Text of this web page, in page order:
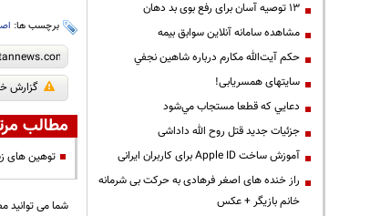
برچسب ها:
گزارش
مطالب
‌️توهین های
شما می توانید
13 توصیه آسان برای رفع بوی بد دهان
مشاهده سامانه آنلاين سوابق بیمه
حكم آيت‌الله مكارم درباره شاهين نجفي
سایتهای همسریابی!
دعايي كه قطعا مستجاب مي‌شود
جزئیات جدید قتل روح الله داداشی
آموزش ساخت Apple ID برای کاربران ایرانی
راز خنده های اصغر فرهادی به حرکت بی شرمانه
خانم بازیگر + عکس